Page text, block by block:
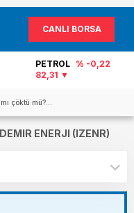
CANLI BORSA
PETROL % -0,22
82,31
çöktü mü?...
ENERJI (IZENR)